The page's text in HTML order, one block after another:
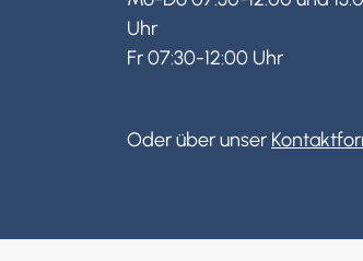
Uhr
Fr 07:30-12:00 Uhr
Oder über unser